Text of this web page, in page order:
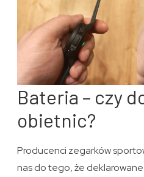
Bateria – czy
obietnic?
Producenci zegarków
nas do tego, że